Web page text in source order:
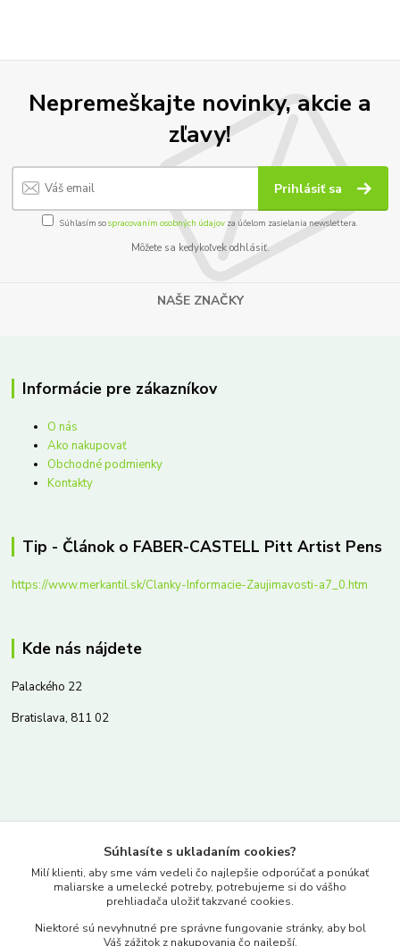
Nepremeškajte novinky, akcie a
zľavy!
Prihlásiť sa
Súhlasím sospracovaním osobných údajov za účelom zasielania newslettera.
Môžete sa kedykoľvek odhlásiť.
NAŠE ZNAČKY
Informácie pre zákazníkov
O nás
Ako nakupovať
Obchodné podmienky
Kontakty
Tip - Článok o FABER-CASTELL Pitt Artist Pens
https://www.merkantil.sk/Clanky-Informacie-Zaujimavosti-a7_0.htm
Kde nás nájdete
Palackého 22
Bratislava, 811 02
www.merkantil.sk
Pondelok-Piatok: 9.00-17.00hod.
Súhlasíte s ukladaním cookies?
Milí klienti, aby sme vám vedeli čo najlepšie odporúčať a ponúkať
maliarske a umelecké potreby, potrebujeme si do vášho
prehliadača uložiť takzvané cookies.
Niektoré sú nevyhnutné pre správne fungovanie stránky, aby bol
Váš zážitok z nakupovania čo najlepší.